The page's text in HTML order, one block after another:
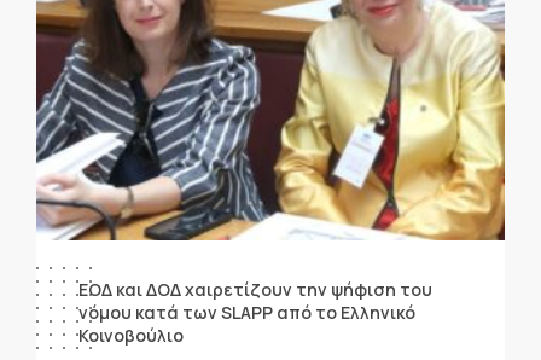
ΕΟΔ και ΔΟΔ χαιρετίζουν την ψήφιση του
νόμου κατά των SLAPP από το Ελληνικό
Κοινοβούλιο